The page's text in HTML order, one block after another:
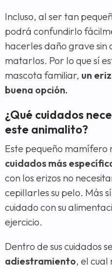
Incluso, al ser tan
podrá confundirlo
hacerles daño grave
matarlos. Por lo que sí
mascota familiar, un
buena opción.
¿Qué cuidados
este animalito?
Este pequeño mamífero
cuidados más
con los erizos no
cepillarles su pelo. Más
cuidado con su
ejercicio.
Dentro de sus cuidados
adiestramiento, el cual